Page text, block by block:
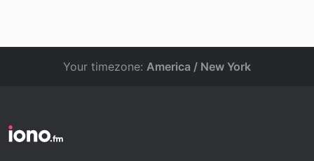
Your timezone: America / New York